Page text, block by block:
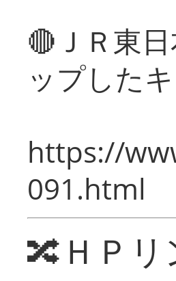
🔴ＪＲ東
ップした
https://
091.html
🔀ＨＰリ